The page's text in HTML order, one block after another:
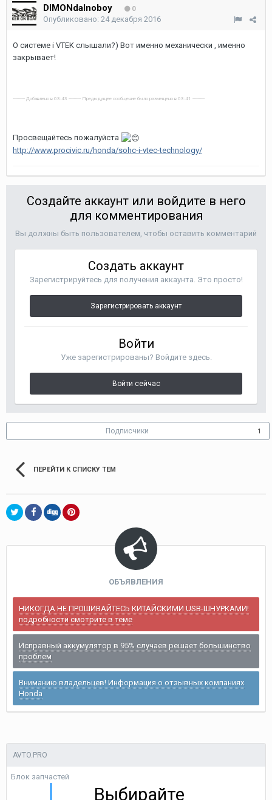
DIMONdalnoboy 0
Опубликовано: 24 декабря 2016
О системе i VTEK слышали?) Вот именно механически , именно
закрывает!
---------- Добавлено в 03:43 ---------- Предыдущее сообщение было размещено в 03:41 ----------
Просвещайтесь пожалуйста
http://www.procivic.ru/honda/sohc-i-vtec-technology/
Создайте аккаунт или войдите в него
для комментирования
Вы должны быть пользователем, чтобы оставить комментарий
Создать аккаунт
Зарегистрируйтесь для получения аккаунта. Это просто!
Зарегистрировать аккаунт
Войти
Уже зарегистрированы? Войдите здесь.
Войти сейчас
Подписчики 1
ПЕРЕЙТИ К СПИСКУ ТЕМ
ОБЪЯВЛЕНИЯ
НИКОГДА НЕ ПРОШИВАЙТЕСЬ КИТАЙСКИМИ USB-ШНУРКАМИ!
подробности смотрите в теме
Исправный аккумулятор в 95% случаев решает большинство
проблем
Вниманию владельцев! Информация о отзывных компаниях
Honda
AVTO.PRO
Блок запчастей
Выбирайте